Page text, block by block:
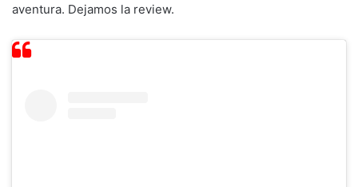
aventura. Dejamos la review.